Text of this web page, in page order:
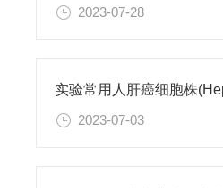
2023-07-28
2023-07-03